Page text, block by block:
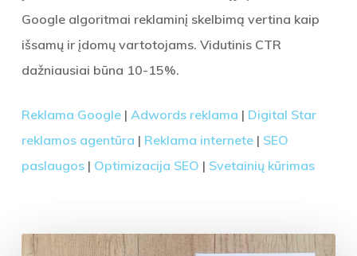
Google algoritmai reklaminį skelbimą vertina kaip
išsamų ir įdomų vartotojams. Vidutinis CTR
dažniausiai būna 10-15%.
Reklama Google| Adwords reklama | Digital Star
reklamos agentūra | Reklama internete| SEO
paslaugos| Optimizacija SEO | Svetainių kūrimas